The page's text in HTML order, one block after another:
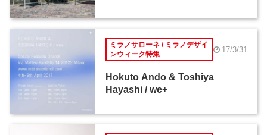
ミラノサローネ / ミラノデザイ
ンウィーク特集
17/3/31
Hokuto Ando & Toshiya
Hayashi / we+